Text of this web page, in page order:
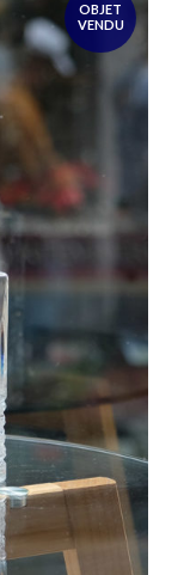
OBJET
VENDU